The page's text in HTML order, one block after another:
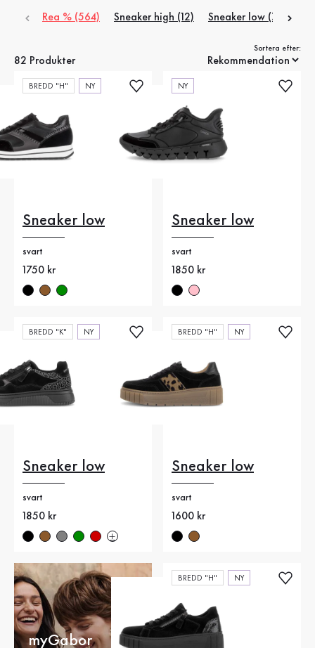
Rea % (564) Sneaker high (12) Sneaker low (70)
82 Produkter
Sortera efter:
BREDD "H" NY
Sneaker low
svart
Nytt pris
1750 kr
NY
Sneaker low
svart
Nytt pris
1850 kr
BREDD "K" NY
Sneaker low
svart
Nytt pris
1850 kr
BREDD "H" NY
Sneaker low
svart
Nytt pris
1600 kr
myGabor
BREDD "H" NY